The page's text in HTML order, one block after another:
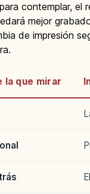
contemplar, el
mejor
de impresión
la que mirar